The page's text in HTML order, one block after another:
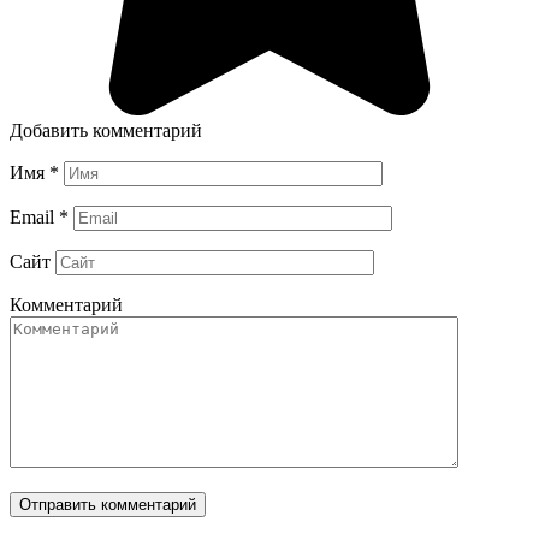
Добавить комментарий
Имя *
Email *
Сайт
Комментарий